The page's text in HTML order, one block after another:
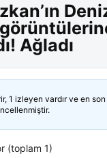
Ağladı
1 izleyen vardır ve en son
(toplam 1)